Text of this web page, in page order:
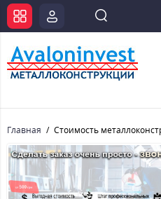
Главная Стоимость